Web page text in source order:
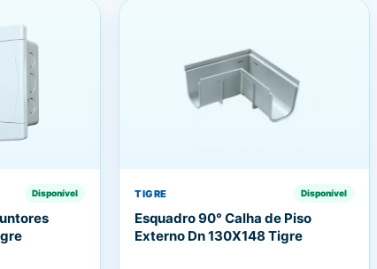
Disponível TIGRE Disponível
Esquadro 90° Calha de Piso
Externo Dn 130X148 Tigre